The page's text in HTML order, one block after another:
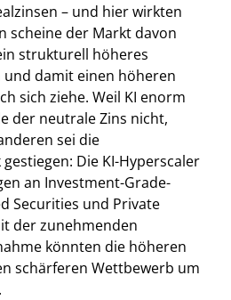
– und hier wirkten
scheine der Markt davon
strukturell höheres
damit einen höheren
sich ziehe. Weil KI enorm
der neutrale Zins nicht,
sei die
Die KI-Hyperscaler
an Investment-Grade-
Securities und Private
der zunehmenden
könnten die höheren
schärferen Wettbewerb um